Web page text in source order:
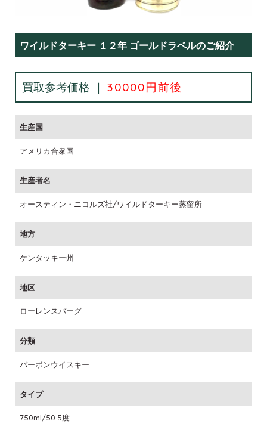
ワイルドターキー １２年 ゴールドラベルのご紹介
買取参考価格 ｜ 30000円前後
生産国
アメリカ合衆国
生産者名
オースティン・ニコルズ社/ワイルドターキー蒸留所
地方
ケンタッキー州
地区
ローレンスバーグ
分類
バーボンウイスキー
タイプ
750ml/50.5度